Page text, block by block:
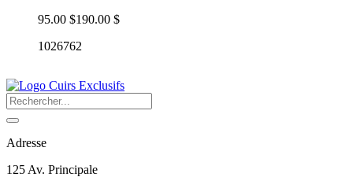
95.00 $190.00 $
1026762
Adresse
125 Av. Principale